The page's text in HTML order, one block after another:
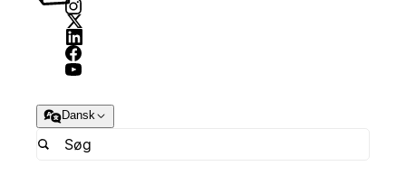
Dansk